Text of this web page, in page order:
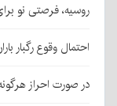
روسیه، فرصتی نو
احتمال وقوع رگبار
در صورت احراز